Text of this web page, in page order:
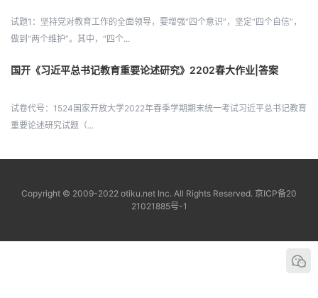
试题1：坚持党对教育工作的全面领导，要增强“四个意识”，坚定“四个自信”，
做到“两个维护”。其中，“四个...
国开《习近平总书记教育重要论述研究》2202春大作业|答案
试卷代号：1524国家开放大学2022年春季学期期末统一考试习近平总书记教育
重要论述研究试题（...
Copyright © 2009-2022 otiku.net Inc. All Rights Reserved. 京ICP备20
21021885号-1